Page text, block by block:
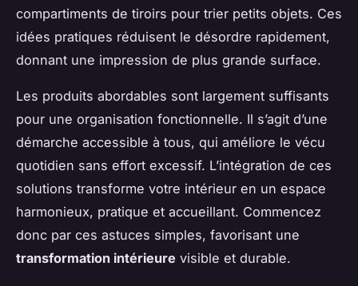
compartiments de tiroirs pour trier petits objets. Ces
idées pratiques réduisent le désordre rapidement,
donnant une impression de plus grande surface.
Les produits abordables sont largement suffisants
pour une organisation fonctionnelle. Il s’agit d’une
démarche accessible à tous, qui améliore le vécu
quotidien sans effort excessif. L’intégration de ces
solutions transforme votre intérieur en un espace
harmonieux, pratique et accueillant. Commencez
donc par ces astuces simples, favorisant une
transformation intérieure visible et durable.